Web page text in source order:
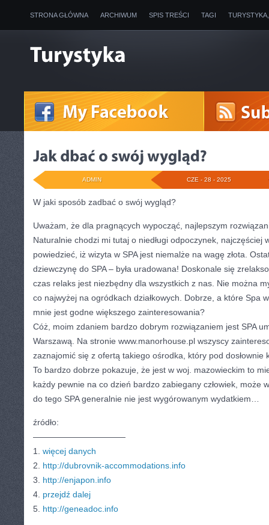
STRONA GŁÓWNA ARCHIWUM SPIS TREŚCI TAGI
CZE - 28 - 2025
ADMIN
W jaki sposób zadbać o swój wygląd?
Uważam, że dla pragnących wypocząć, najlepszym
Naturalnie chodzi mi tutaj o niedługi odpoczynek, najczęściej
powiedzieć, iż wizyta w SPA jest niemalże na wagę złota.
dziewczynę do SPA – była uradowana! Doskonale się
czas relaks jest niezbędny dla wszystkich z nas. Nie można
co najwyżej na ogródkach działkowych. Dobrze, a które Spa
mnie jest godne większego zainteresowania?
Cóż, moim zdaniem bardzo dobrym rozwiązaniem jest SPA
Warszawą. Na stronie www.manorhouse.pl wszyscy
zaznajomić się z ofertą takiego ośrodka, który pod dosłownie
To bardzo dobrze pokazuje, że jest w woj. mazowieckim to
każdy pewnie na co dzień bardzo zabiegany człowiek, może
do tego SPA generalnie nie jest wygórowanym wydatkiem…
źródło:
———————————
1. więcej danych
2. http://dubrovnik-accommodations.info
3. http://enjapon.info
4. przejdź dalej
5. http://geneadoc.info